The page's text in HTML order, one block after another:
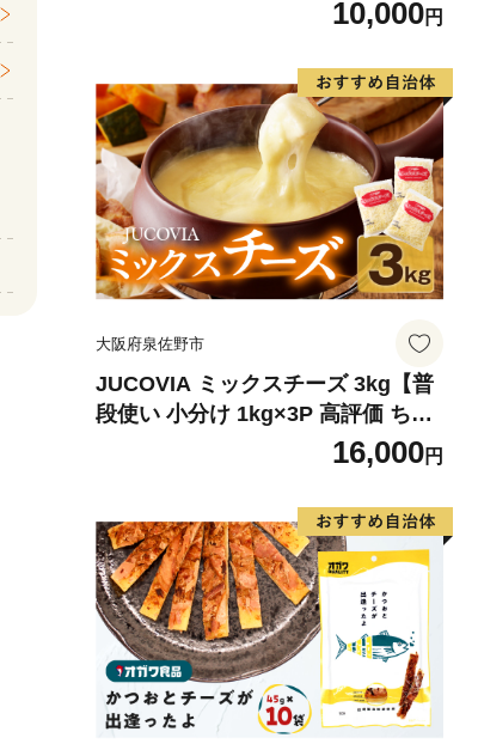
チーズ3本)【ギフトボックス入り 無
添加 お中元 お歳暮 プレゼント 誕生
日 敬老の日 母の日 父の日】(H1021
46)
10,000円
大阪府泉佐野市
JUCOVIA ミックスチーズ 3kg【普
段使い 小分け 1kg×3P 高評価 ちー
ず 乳製品 ムラカワチーズ 一人暮ら
し ファミリー ピザ トースト】
16,000円